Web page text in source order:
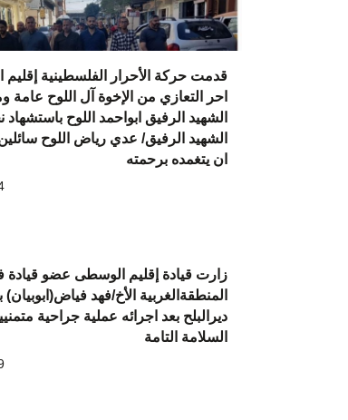
قدمت حركة الأحرار الفلسطينية
احر التعازي من الإخوة آل اللوح عامة
الشهيد الرفيق ابواحمد اللوح باستشهاد
الشهيد الرفيق/ عدي رياض اللوح
ان يتغمده برحمته
زارت قيادة إقليم الوسطى عضو قيادة
المنطقةالغربية الأخ/فهد
ديرالبلح بعد اجرائه عملية جراحية
السلامة التامة